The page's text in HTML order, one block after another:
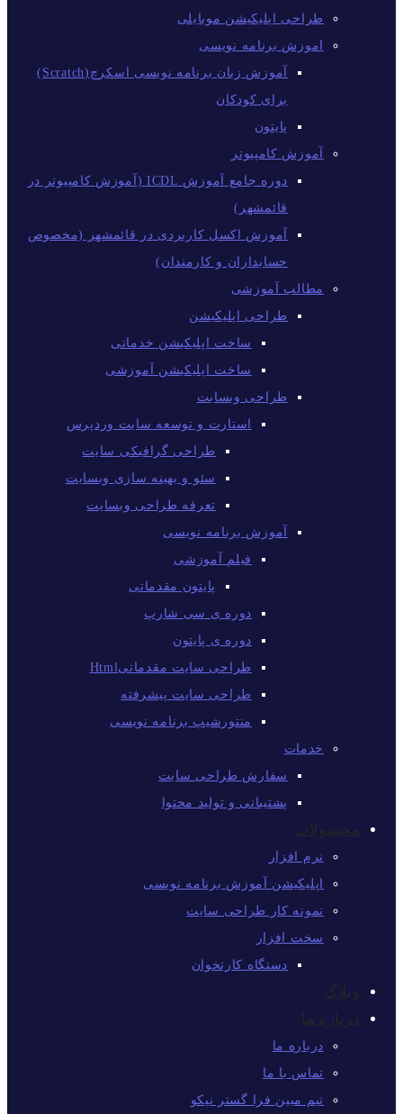
طراحی اپلیکیشن موبایلی
اموزش برنامه نویسی
آموزش زبان برنامه نویسی اسکرچ(Scratch)
برای کودکان
پایتون
آموزش کامپیوتر
دوره جامع آموزش ICDL (آموزش کامپیوتر در
قائمشهر)
آموزش اکسل کاربردی در قائمشهر (مخصوص
حسابداران و کارمندان)
مطالب آموزشی
طراحی اپلیکیشن
ساخت اپلیکیشن خدماتی
ساخت اپلیکیشن آموزشی
طراحی وبسایت
استارت و توسعه سایت وردپرس
طراحی گرافیکی سایت
سئو و بهینه سازی وبسایت
تعرفه طراحی وبسایت
آموزش برنامه نویسی
فیلم آموزشی
پایتون مقدماتی
دوره ی سی شارپ
دوره ی پایتون
طراحی سایت مقدماتیHtml
طراحی سایت پیشرفته
منتورشیپ برنامه نویسی
خدمات
سفارش طراحی سایت
پشتیبانی و تولید محتوا
نرم افزار
اپلیکیشن آموزش برنامه نویسی
نمونه کار طراحی سایت
سخت افزار
دستگاه کارتخوان
درباره ما
تماس با ما
تیم مبین فرا گستر نیکو